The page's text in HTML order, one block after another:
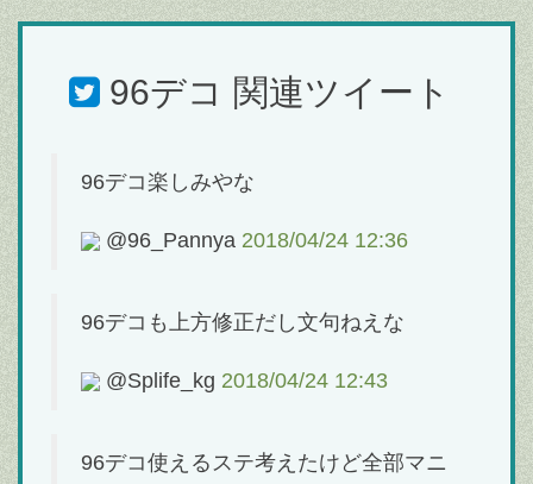
96デコ 関連ツイート
96デコ楽しみやな
@96_Pannya 2018/04/24 12:36
96デコも上方修正だし文句ねえな
@Splife_kg 2018/04/24 12:43
96デコ使えるステ考えたけど全部マニ